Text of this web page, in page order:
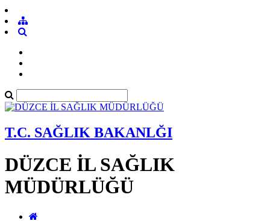
T.C. SAĞLIK BAKANLĞI
DÜZCE İL SAĞLIK
MÜDÜRLÜĞÜ